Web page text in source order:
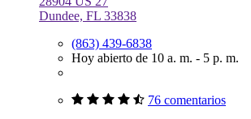
Dundee, FL 33838
(863) 439-6838
Hoy abierto de 10 a. m. - 5 p. m.
76 comentarios